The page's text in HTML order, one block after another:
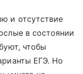
и отсутствие
в состоянии
чтобы
ЕГЭ. Но